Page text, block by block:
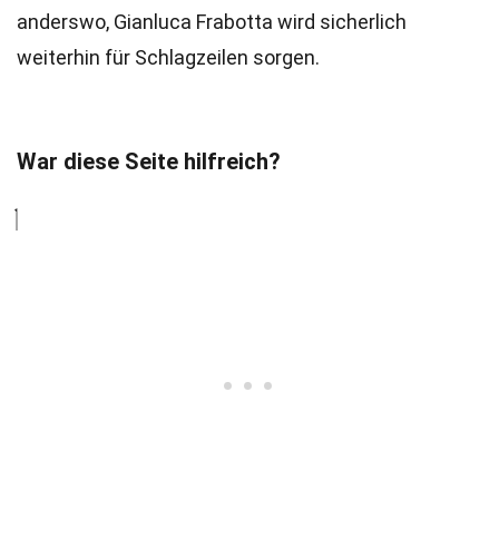
anderswo, Gianluca Frabotta wird sicherlich
weiterhin für Schlagzeilen sorgen.
War diese Seite hilfreich?